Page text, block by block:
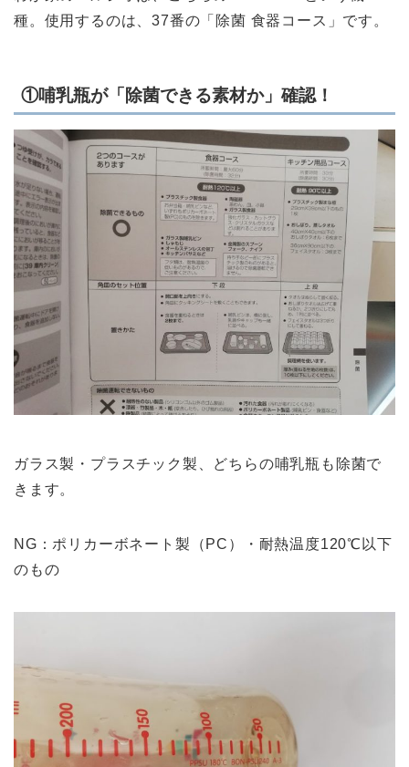
種。使用するのは、37番の「除菌 食器コース」です。
①哺乳瓶が「除菌できる素材か」確認！
ガラス製・プラスチック製、どちらの哺乳瓶も除菌で
きます。
NG：ポリカーボネート製（PC）・耐熱温度120℃以下
のもの